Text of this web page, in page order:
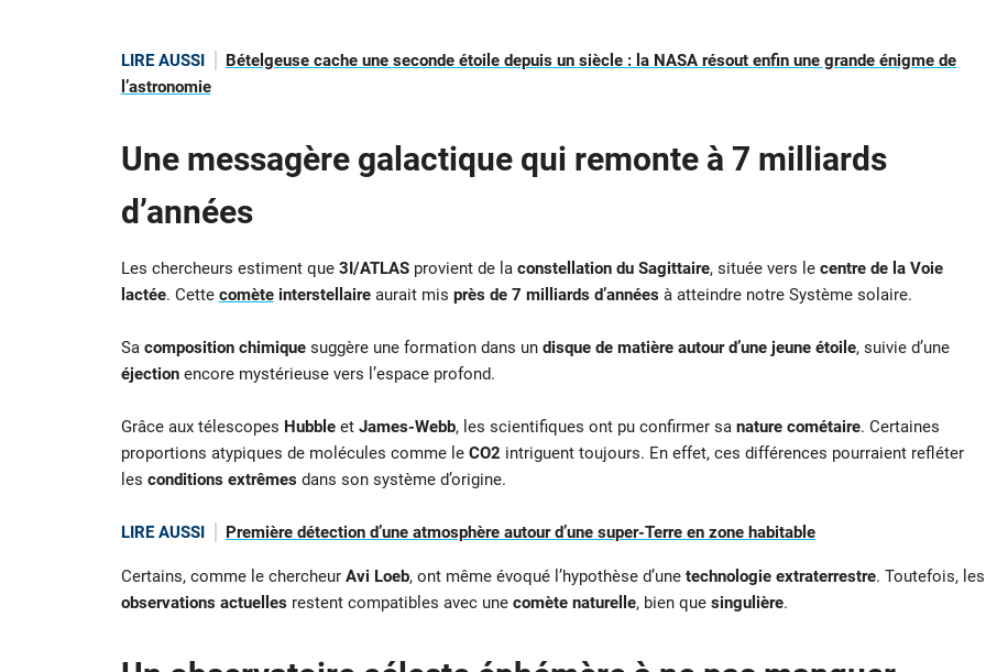
LIRE AUSSI
Bételgeuse cache une seconde étoile depuis un siècle : la NASA résout enfin une grande énigme de
l’astronomie
Une messagère galactique qui remonte à 7 milliards
d’années
Les chercheurs estiment que 3I/ATLASprovient de la constellation du Sagittaire, située vers le centre de la Voie
lactée. Cette comèteinterstellaireaurait mis près de 7 milliards d’annéesà atteindre notre Système solaire.
Sa composition chimiquesuggère une formation dans un disque de matière autour d’une jeune étoile, suivie d’une
éjectionencore mystérieuse vers l’espace profond.
Grâce aux télescopes Hubbleet James-Webb, les scientifiques ont pu confirmer sa nature cométaire. Certaines
proportions atypiques de molécules comme le CO2 intriguent toujours. En effet, ces différences pourraient refléter
les conditions extrêmesdans son système d’origine.
LIRE AUSSI Première détection d’une atmosphère autour d’une super-Terre en zone habitable
Certains, comme le chercheur Avi Loeb, ont même évoqué l’hypothèse d’une technologie extraterrestre. Toutefois, les
observations actuellesrestent compatibles avec une comète naturelle, bien que singulière.